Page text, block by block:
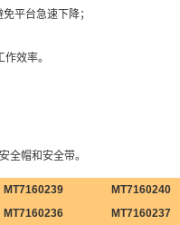
平台急速下降；
效率。
全帽和安全带。
MT7160239 MT7160240
MT7160236 MT7160237